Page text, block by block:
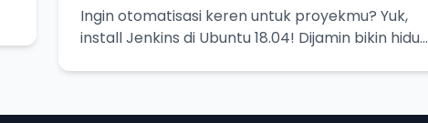
Ingin otomatisasi keren untuk proyekmu? Yuk,
install Jenkins di Ubuntu 18.04! Dijamin bikin hidup